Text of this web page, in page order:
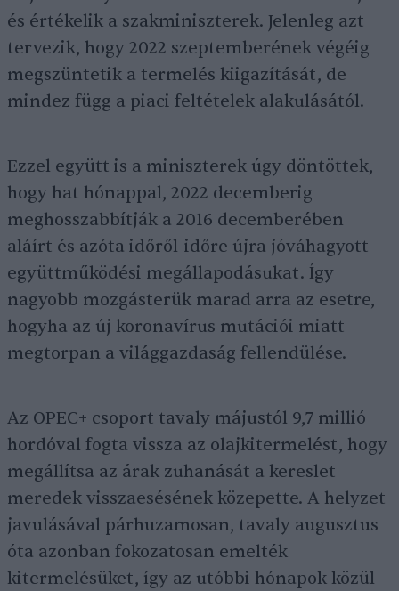
és értékelik a szakminiszterek. Jelenleg azt
tervezik, hogy 2022 szeptemberének végéig
megszüntetik a termelés kiigazítását, de
mindez függ a piaci feltételek alakulásától.
Ezzel együtt is a miniszterek úgy döntöttek,
hogy hat hónappal, 2022 decemberig
meghosszabbítják a 2016 decemberében
aláírt és azóta időről-időre újra jóváhagyott
együttműködési megállapodásukat. Így
nagyobb mozgásterük marad arra az esetre,
hogyha az új koronavírus mutációi miatt
megtorpan a világgazdaság fellendülése.
Az OPEC+ csoport tavaly májustól 9,7 millió
hordóval fogta vissza az olajkitermelést, hogy
megállítsa az árak zuhanását a kereslet
meredek visszaesésének közepette. A helyzet
javulásával párhuzamosan, tavaly augusztus
óta azonban fokozatosan emelték
kitermelésüket, így az utóbbi hónapok közül